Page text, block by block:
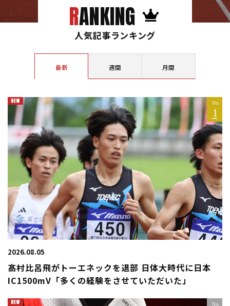
RANKING
人気記事ランキング
最新 週間 月間
2026.08.05
髙村比呂飛がトーエネックを退部 日体大時代に日本
IC1500mV「多くの経験をさせていただいた」